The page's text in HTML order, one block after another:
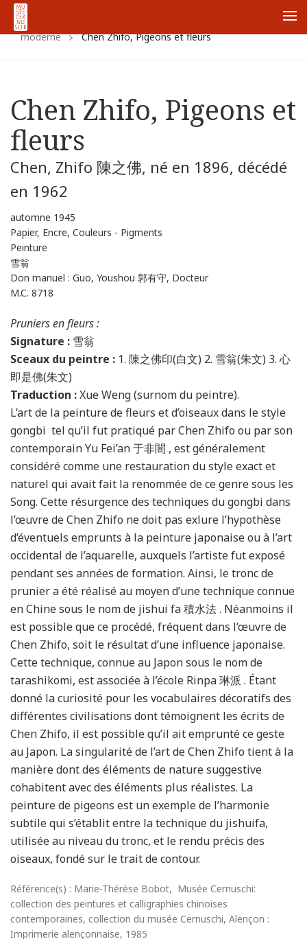
Accueil
moderne
Chen Zhifo, Pigeons et fleurs
Chen Zhifo, Pigeons et
fleurs
Chen, Zhifo 陳之佛, né en 1896, décédé
en 1962
automne 1945
Papier, Encre, Couleurs - Pigments
Peinture
雪翁
Don manuel : Guo, Youshou 郭有守, Docteur
M.C. 8718
Pruniers en fleurs :
Signature : 雪翁
Sceaux du peintre : 1. 陳之佛印(白文) 2. 雪翁(朱文) 3. 心
即是佛(朱文)
Traduction :Xue Weng (surnom du peintre).
L’art de la peinture de fleurs et d’oiseaux dans le style
gongbi tel qu’il fut pratiqué par Chen Zhifo ou par son
contemporain Yu Fei’an 于非闇 , est généralement
considéré comme une restauration du style exact et
naturel qui avait fait la renommée de ce genre sous les
Song. Cette résurgence des techniques du gongbi dans
l’œuvre de Chen Zhifo ne doit pas exlure l’hypothèse
d’éventuels emprunts à la peinture japonaise ou à l’art
occidental de l’aquarelle, auxquels l’artiste fut exposé
pendant ses années de formation. Ainsi, le tronc de
prunier a été réalisé au moyen d’une technique connue
en Chine sous le nom de jishui fa 積水法 . Néanmoins il
est possible que ce procédé, fréquent dans l’œuvre de
Chen Zhifo, soit le résultat d’une influence japonaise.
Cette technique, connue au Japon sous le nom de
tarashikomi, est associée à l’école Rinpa 琳派 . Étant
donné la curiosité pour les vocabulaires décoratifs des
différentes civilisations dont témoignent les écrits de
Chen Zhifo, il est possible qu’il ait emprunté ce geste
au Japon. La singularité de l’art de Chen Zhifo tient à la
manière dont des éléments de nature suggestive
cohabitent avec des éléments plus réalistes. La
peinture de pigeons est un exemple de l’harmonie
subtile qui s’établit entre la technique du jishuifa,
utilisée au niveau du tronc, et le rendu précis des
oiseaux, fondé sur le trait de contour.
Référence(s) : Marie-Thérèse Bobot, Musée Cernuschi:
collection des peintures et calligraphies chinoises
contemporaines, collection du musée Cernuschi, Alençon :
Imprimerie alençonnaise, 1985